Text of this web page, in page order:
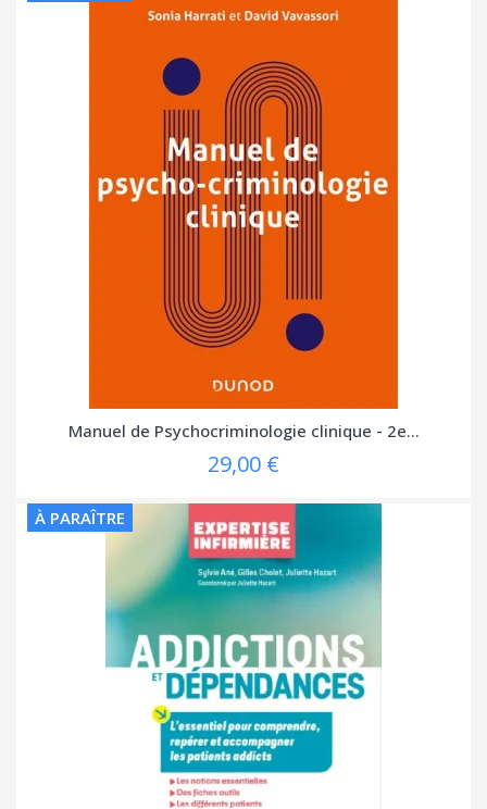
Manuel de Psychocriminologie clinique - 2e...
29,00 €
À PARAÎTRE